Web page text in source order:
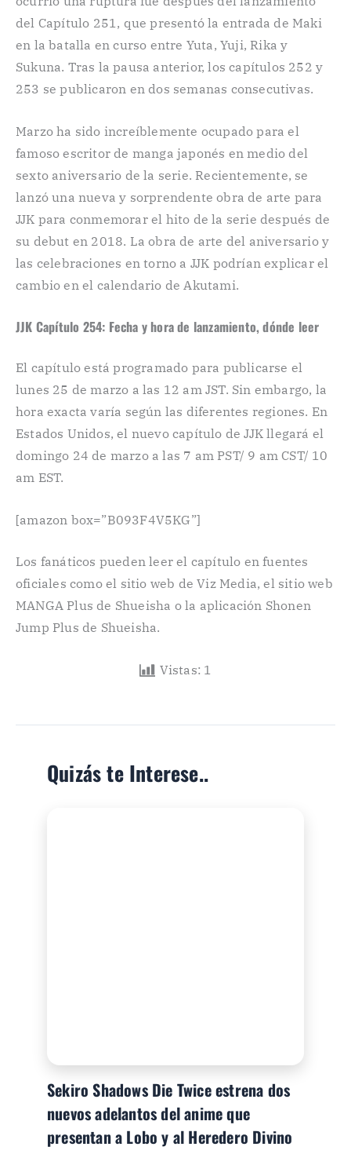
del Capítulo 251, que presentó la entrada de Maki
en la batalla en curso entre Yuta, Yuji, Rika y
Sukuna. Tras la pausa anterior, los capítulos 252 y
253 se publicaron en dos semanas consecutivas.
Marzo ha sido increíblemente ocupado para el
famoso escritor de manga japonés en medio del
sexto aniversario de la serie. Recientemente, se
lanzó una nueva y sorprendente obra de arte para
JJK para conmemorar el hito de la serie después de
su debut en 2018. La obra de arte del aniversario y
las celebraciones en torno a JJK podrían explicar el
cambio en el calendario de Akutami.
JJK Capítulo 254: Fecha y hora de lanzamiento, dónde leer
El capítulo está programado para publicarse el
lunes 25 de marzo a las 12 am JST. Sin embargo, la
hora exacta varía según las diferentes regiones. En
Estados Unidos, el nuevo capítulo de JJK llegará el
domingo 24 de marzo a las 7 am PST/ 9 am CST/ 10
am EST.
[amazon box=”B093F4V5KG”]
Los fanáticos pueden leer el capítulo en fuentes
oficiales como el sitio web de Viz Media, el sitio web
MANGA Plus de Shueisha o la aplicación Shonen
Jump Plus de Shueisha.
Vistas: 1
Quizás te Interese..
Sekiro Shadows Die Twice estrena dos
nuevos adelantos del anime que
presentan a Lobo y al Heredero Divino